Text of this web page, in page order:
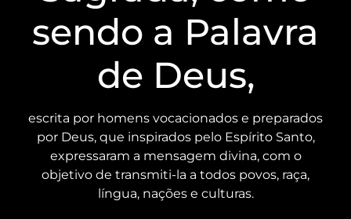
sendo a Palavra
de Deus,
escrita por homens vocacionados e preparados
por Deus, que inspirados pelo Espírito Santo,
expressaram a mensagem divina, com o
objetivo de transmiti-la a todos povos, raça,
língua, nações e culturas.